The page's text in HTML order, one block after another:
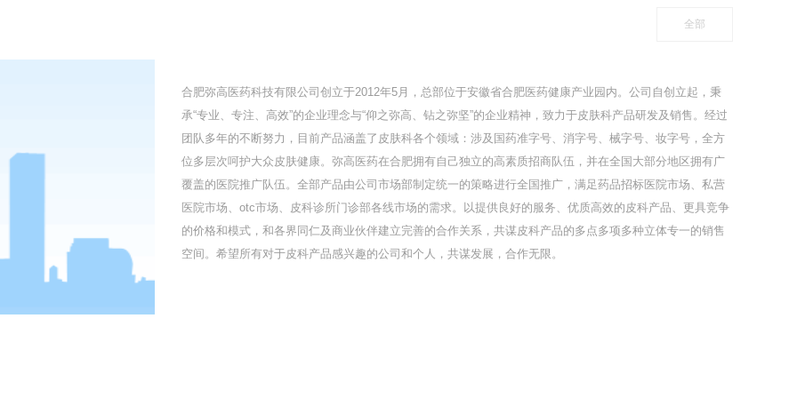
全部
合肥弥高医药科技有限公司创立于2012年5月，总部位于安徽省合肥医药健康产业园内。公司自创立起，秉
承“专业、专注、高效”的企业理念与“仰之弥高、钻之弥坚”的企业精神，致力于皮肤科产品研发及销售。经过
团队多年的不断努力，目前产品涵盖了皮肤科各个领域：涉及国药准字号、消字号、械字号、妆字号，全方
位多层次呵护大众皮肤健康。弥高医药在合肥拥有自己独立的高素质招商队伍，并在全国大部分地区拥有广
覆盖的医院推广队伍。全部产品由公司市场部制定统一的策略进行全国推广，满足药品招标医院市场、私营
医院市场、otc市场、皮科诊所门诊部各线市场的需求。以提供良好的服务、优质高效的皮科产品、更具竞争
的价格和模式，和各界同仁及商业伙伴建立完善的合作关系，共谋皮科产品的多点多项多种立体专一的销售
空间。希望所有对于皮科产品感兴趣的公司和个人，共谋发展，合作无限。